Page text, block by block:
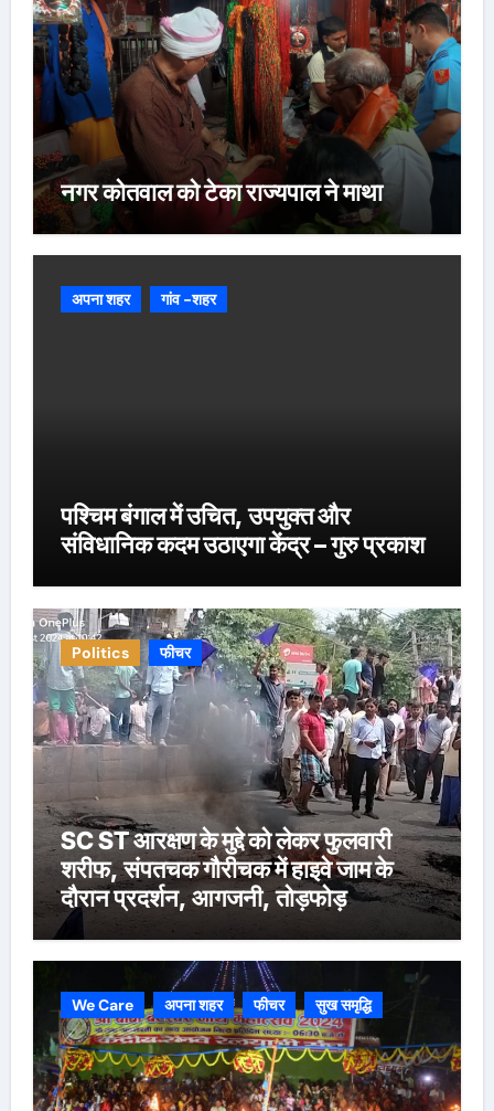
नगर कोतवाल को टेका राज्यपाल ने माथा
अपना शहर गांव -शहर
पश्चिम बंगाल में उचित, उपयुक्त और
संविधानिक कदम उठाएगा केंद्र – गुरु प्रकाश
Politics फीचर
SC ST आरक्षण के मुद्दे को लेकर फुलवारी
शरीफ, संपतचक गौरीचक में हाइवे जाम के
दौरान प्रदर्शन, आगजनी, तोड़फोड़
We Care अपना शहर फीचर सुख समृद्धि